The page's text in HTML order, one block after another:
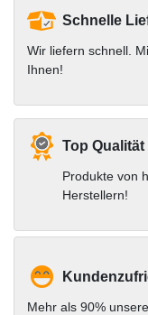
Schnelle
Wir liefern schnell.
Ihnen!
Top Qualität
Produkte von
Herstellern!
Mehr als 90%